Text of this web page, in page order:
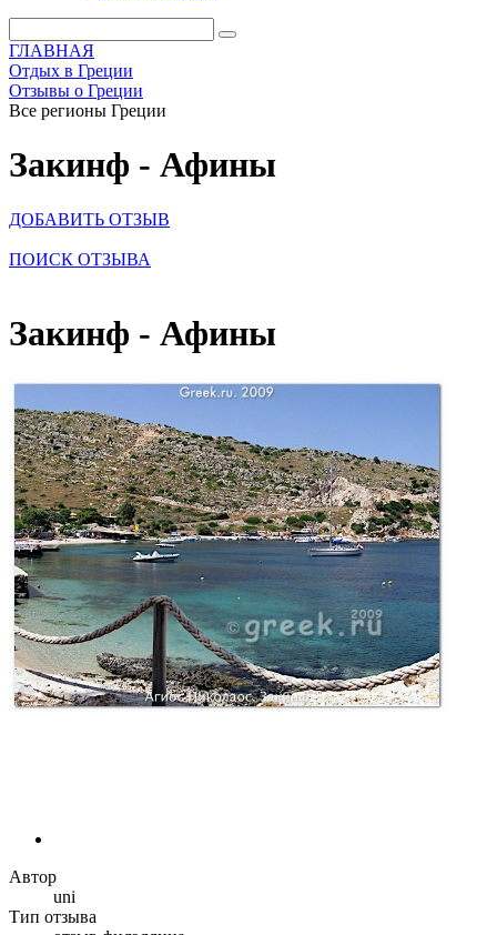
ГЛАВНАЯ
Отдых в Греции
Отзывы о Греции
Все регионы Греции
Закинф - Афины
ДОБАВИТЬ ОТЗЫВ
ПОИСК ОТЗЫВА
Закинф - Афины
Автор
uni
Тип отзыва